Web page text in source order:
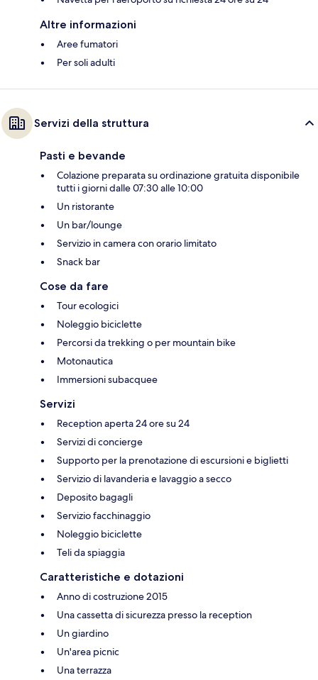
Altre informazioni
Aree fumatori
Per soli adulti
Servizi della struttura
Pasti e bevande
Colazione preparata su ordinazione gratuita disponibile
tutti i giorni dalle 07:30 alle 10:00
Un ristorante
Un bar/lounge
Servizio in camera con orario limitato
Snack bar
Cose da fare
Tour ecologici
Noleggio biciclette
Percorsi da trekking o per mountain bike
Motonautica
Immersioni subacquee
Servizi
Reception aperta 24 ore su 24
Servizi di concierge
Supporto per la prenotazione di escursioni e biglietti
Servizio di lavanderia e lavaggio a secco
Deposito bagagli
Servizio facchinaggio
Noleggio biciclette
Teli da spiaggia
Caratteristiche e dotazioni
Anno di costruzione 2015
Una cassetta di sicurezza presso la reception
Un giardino
Un'area picnic
Una terrazza